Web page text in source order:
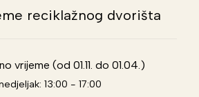
reciklažnog dvorišta
vrijeme (od 01.11. do 01.04.)
13:00 - 17:00